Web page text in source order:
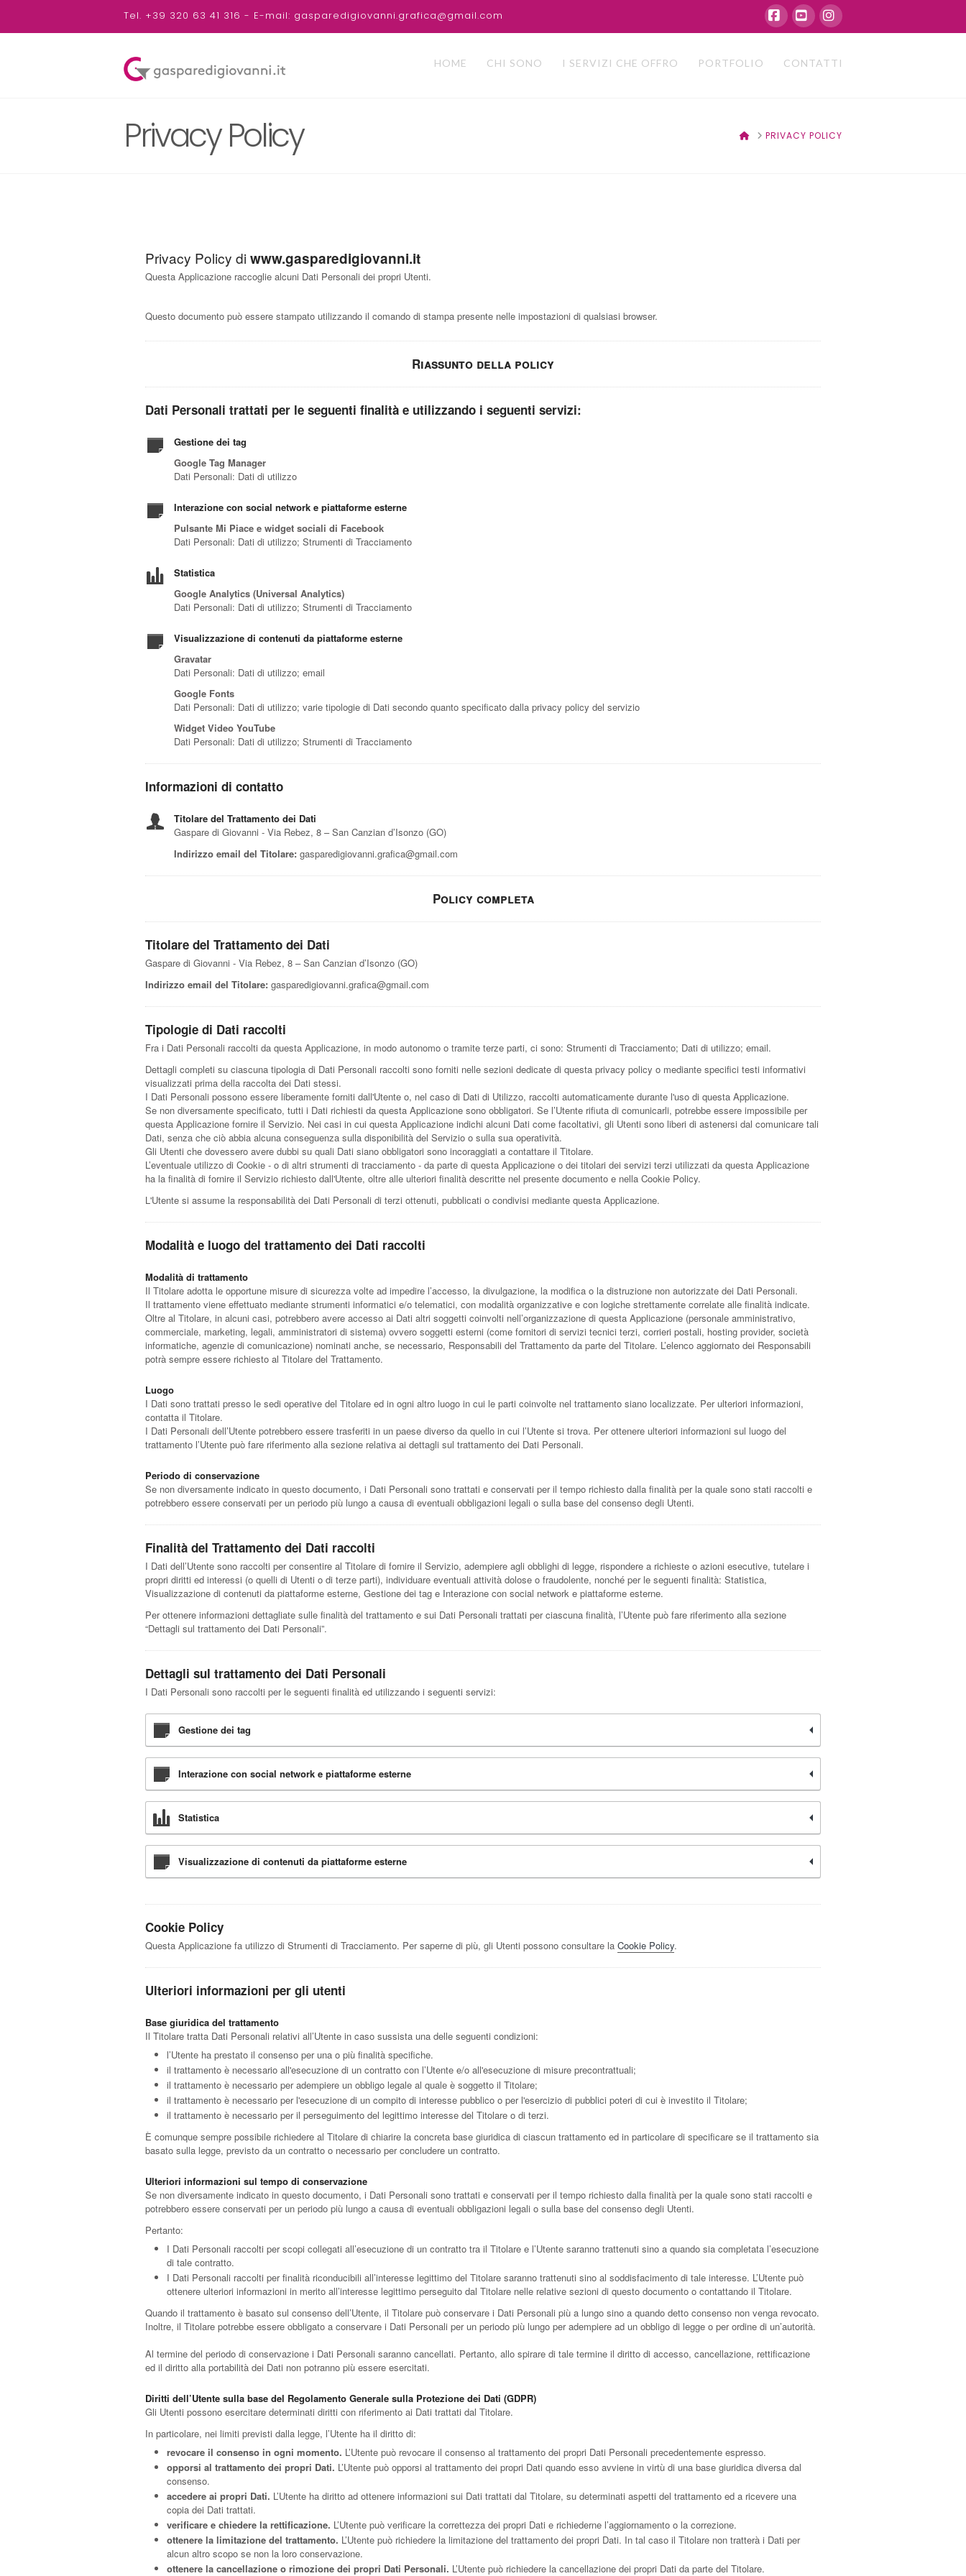
Tel. +39 320 63 41 316 - E-mail: gasparedigiovanni.grafica@gmail.com
Facebook
YouTubeInstagram
HOME CHI SONO I SERVIZI CHE OFFRO PORTFOLIO CONTATTI
Privacy Policy HOMEPRIVACY POLICY
Privacy Policy di www.gasparedigiovanni.it
Questa Applicazione raccoglie alcuni Dati Personali dei propri Utenti.
Questo documento può essere stampato utilizzando il comando di stampa presente nelle impostazioni di qualsiasi browser.
Riassunto della policy
Dati Personali trattati per le seguenti finalità e utilizzando i seguenti servizi:
Gestione dei tag
Google Tag Manager
Dati Personali: Dati di utilizzo
Interazione con social network e piattaforme esterne
Pulsante Mi Piace e widget sociali di Facebook
Dati Personali: Dati di utilizzo; Strumenti di Tracciamento
Statistica
Google Analytics (Universal Analytics)
Dati Personali: Dati di utilizzo; Strumenti di Tracciamento
Visualizzazione di contenuti da piattaforme esterne
Gravatar
Dati Personali: Dati di utilizzo; email
Google Fonts
Dati Personali: Dati di utilizzo; varie tipologie di Dati secondo quanto specificato dalla privacy policy del servizio
Widget Video YouTube
Dati Personali: Dati di utilizzo; Strumenti di Tracciamento
Informazioni di contatto
Titolare del Trattamento dei Dati
Gaspare di Giovanni - Via Rebez, 8 – San Canzian d’Isonzo (GO)
Indirizzo email del Titolare: gasparedigiovanni.grafica@gmail.com
Policy completa
Titolare del Trattamento dei Dati
Gaspare di Giovanni - Via Rebez, 8 – San Canzian d’Isonzo (GO)
Indirizzo email del Titolare: gasparedigiovanni.grafica@gmail.com
Tipologie di Dati raccolti
Fra i Dati Personali raccolti da questa Applicazione, in modo autonomo o tramite terze parti, ci sono: Strumenti di Tracciamento; Dati di utilizzo; email.
Dettagli completi su ciascuna tipologia di Dati Personali raccolti sono forniti nelle sezioni dedicate di questa privacy policy o mediante specifici testi informativi
visualizzati prima della raccolta dei Dati stessi.
I Dati Personali possono essere liberamente forniti dall'Utente o, nel caso di Dati di Utilizzo, raccolti automaticamente durante l'uso di questa Applicazione.
Se non diversamente specificato, tutti i Dati richiesti da questa Applicazione sono obbligatori. Se l’Utente rifiuta di comunicarli, potrebbe essere impossibile per
questa Applicazione fornire il Servizio. Nei casi in cui questa Applicazione indichi alcuni Dati come facoltativi, gli Utenti sono liberi di astenersi dal comunicare tali
Dati, senza che ciò abbia alcuna conseguenza sulla disponibilità del Servizio o sulla sua operatività.
Gli Utenti che dovessero avere dubbi su quali Dati siano obbligatori sono incoraggiati a contattare il Titolare.
L’eventuale utilizzo di Cookie - o di altri strumenti di tracciamento - da parte di questa Applicazione o dei titolari dei servizi terzi utilizzati da questa Applicazione
ha la finalità di fornire il Servizio richiesto dall'Utente, oltre alle ulteriori finalità descritte nel presente documento e nella Cookie Policy.
L'Utente si assume la responsabilità dei Dati Personali di terzi ottenuti, pubblicati o condivisi mediante questa Applicazione.
Modalità e luogo del trattamento dei Dati raccolti
Modalità di trattamento
Il Titolare adotta le opportune misure di sicurezza volte ad impedire l’accesso, la divulgazione, la modifica o la distruzione non autorizzate dei Dati Personali.
Il trattamento viene effettuato mediante strumenti informatici e/o telematici, con modalità organizzative e con logiche strettamente correlate alle finalità indicate.
Oltre al Titolare, in alcuni casi, potrebbero avere accesso ai Dati altri soggetti coinvolti nell’organizzazione di questa Applicazione (personale amministrativo,
commerciale, marketing, legali, amministratori di sistema) ovvero soggetti esterni (come fornitori di servizi tecnici terzi, corrieri postali, hosting provider, società
informatiche, agenzie di comunicazione) nominati anche, se necessario, Responsabili del Trattamento da parte del Titolare. L’elenco aggiornato dei Responsabili
potrà sempre essere richiesto al Titolare del Trattamento.
Luogo
I Dati sono trattati presso le sedi operative del Titolare ed in ogni altro luogo in cui le parti coinvolte nel trattamento siano localizzate. Per ulteriori informazioni,
contatta il Titolare.
I Dati Personali dell’Utente potrebbero essere trasferiti in un paese diverso da quello in cui l’Utente si trova. Per ottenere ulteriori informazioni sul luogo del
trattamento l’Utente può fare riferimento alla sezione relativa ai dettagli sul trattamento dei Dati Personali.
Periodo di conservazione
Se non diversamente indicato in questo documento, i Dati Personali sono trattati e conservati per il tempo richiesto dalla finalità per la quale sono stati raccolti e
potrebbero essere conservati per un periodo più lungo a causa di eventuali obbligazioni legali o sulla base del consenso degli Utenti.
Finalità del Trattamento dei Dati raccolti
I Dati dell’Utente sono raccolti per consentire al Titolare di fornire il Servizio, adempiere agli obblighi di legge, rispondere a richieste o azioni esecutive, tutelare i
propri diritti ed interessi (o quelli di Utenti o di terze parti), individuare eventuali attività dolose o fraudolente, nonché per le seguenti finalità: Statistica,
Visualizzazione di contenuti da piattaforme esterne, Gestione dei tag e Interazione con social network e piattaforme esterne.
Per ottenere informazioni dettagliate sulle finalità del trattamento e sui Dati Personali trattati per ciascuna finalità, l’Utente può fare riferimento alla sezione
“Dettagli sul trattamento dei Dati Personali”.
Dettagli sul trattamento dei Dati Personali
I Dati Personali sono raccolti per le seguenti finalità ed utilizzando i seguenti servizi:
Gestione dei tag
Interazione con social network e piattaforme esterne
Statistica
Visualizzazione di contenuti da piattaforme esterne
Cookie Policy
Questa Applicazione fa utilizzo di Strumenti di Tracciamento. Per saperne di più, gli Utenti possono consultare la Cookie Policy.
Ulteriori informazioni per gli utenti
Base giuridica del trattamento
Il Titolare tratta Dati Personali relativi all’Utente in caso sussista una delle seguenti condizioni:
l’Utente ha prestato il consenso per una o più finalità specifiche.
il trattamento è necessario all'esecuzione di un contratto con l’Utente e/o all'esecuzione di misure precontrattuali;
il trattamento è necessario per adempiere un obbligo legale al quale è soggetto il Titolare;
il trattamento è necessario per l'esecuzione di un compito di interesse pubblico o per l'esercizio di pubblici poteri di cui è investito il Titolare;
il trattamento è necessario per il perseguimento del legittimo interesse del Titolare o di terzi.
È comunque sempre possibile richiedere al Titolare di chiarire la concreta base giuridica di ciascun trattamento ed in particolare di specificare se il trattamento sia
basato sulla legge, previsto da un contratto o necessario per concludere un contratto.
Ulteriori informazioni sul tempo di conservazione
Se non diversamente indicato in questo documento, i Dati Personali sono trattati e conservati per il tempo richiesto dalla finalità per la quale sono stati raccolti e
potrebbero essere conservati per un periodo più lungo a causa di eventuali obbligazioni legali o sulla base del consenso degli Utenti.
Pertanto:
I Dati Personali raccolti per scopi collegati all’esecuzione di un contratto tra il Titolare e l’Utente saranno trattenuti sino a quando sia completata l’esecuzione
di tale contratto.
I Dati Personali raccolti per finalità riconducibili all’interesse legittimo del Titolare saranno trattenuti sino al soddisfacimento di tale interesse. L’Utente può
ottenere ulteriori informazioni in merito all’interesse legittimo perseguito dal Titolare nelle relative sezioni di questo documento o contattando il Titolare.
Quando il trattamento è basato sul consenso dell’Utente, il Titolare può conservare i Dati Personali più a lungo sino a quando detto consenso non venga revocato.
Inoltre, il Titolare potrebbe essere obbligato a conservare i Dati Personali per un periodo più lungo per adempiere ad un obbligo di legge o per ordine di un’autorità.
Al termine del periodo di conservazione i Dati Personali saranno cancellati. Pertanto, allo spirare di tale termine il diritto di accesso, cancellazione, rettificazione
ed il diritto alla portabilità dei Dati non potranno più essere esercitati.
Diritti dell’Utente sulla base del Regolamento Generale sulla Protezione dei Dati (GDPR)
Gli Utenti possono esercitare determinati diritti con riferimento ai Dati trattati dal Titolare.
In particolare, nei limiti previsti dalla legge, l’Utente ha il diritto di:
revocare il consenso in ogni momento. L’Utente può revocare il consenso al trattamento dei propri Dati Personali precedentemente espresso.
opporsi al trattamento dei propri Dati. L’Utente può opporsi al trattamento dei propri Dati quando esso avviene in virtù di una base giuridica diversa dal
consenso.
accedere ai propri Dati. L’Utente ha diritto ad ottenere informazioni sui Dati trattati dal Titolare, su determinati aspetti del trattamento ed a ricevere una
copia dei Dati trattati.
verificare e chiedere la rettificazione. L’Utente può verificare la correttezza dei propri Dati e richiederne l’aggiornamento o la correzione.
ottenere la limitazione del trattamento. L’Utente può richiedere la limitazione del trattamento dei propri Dati. In tal caso il Titolare non tratterà i Dati per
alcun altro scopo se non la loro conservazione.
ottenere la cancellazione o rimozione dei propri Dati Personali. L’Utente può richiedere la cancellazione dei propri Dati da parte del Titolare.